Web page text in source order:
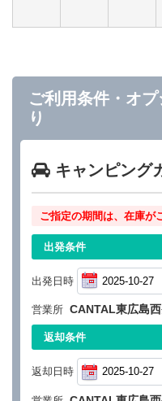
ご利用条件・オ
り
キャンピング
ご指定の期間は、在庫が
出発条件
出発日時
営業所 CANTAL東広島
返却条件
返却日時